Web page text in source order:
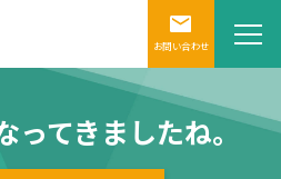
お問い合わせ
ってきましたね。